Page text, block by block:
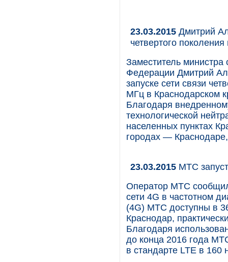
23.03.2015 Дмитрий
четвертого
Заместитель министра
Федерации Дмитрий
запуске сети связи
МГц в Краснодарском
Благодаря
технологической
населенных пунктах
городах —
23.03.2015 МТС
Оператор МТС
сети 4G в частотном
(4G) МТС доступны в
Краснодар,
Благодаря
до конца 2016 года
в стандарте LTE в 160